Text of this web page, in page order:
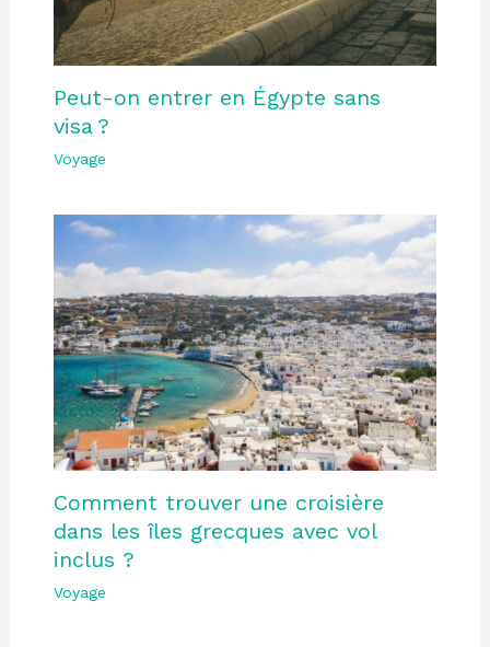
Peut-on entrer en Égypte sans
visa ?
Voyage
Comment trouver une croisière
dans les îles grecques avec vol
inclus ?
Voyage